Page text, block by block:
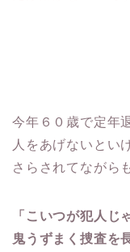
今年６０歳で定年
人をあげないとい
さらされてながら
「こいつが犯人じ
鬼うずまく捜査を